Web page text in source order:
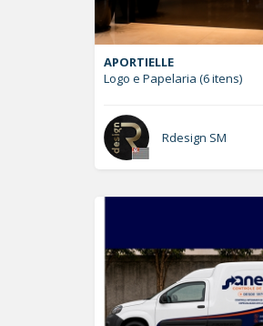
APORTIELLE
Logo e Papelaria (6 itens)
Rdesign SM